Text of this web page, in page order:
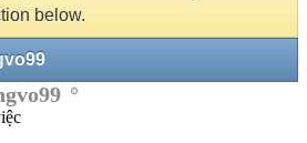
below.